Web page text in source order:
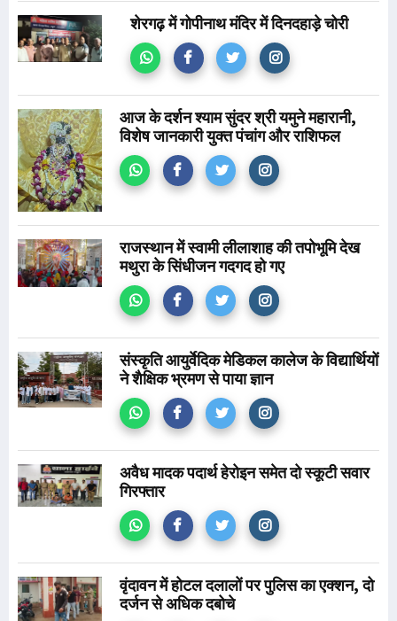
शेरगढ़ में गोपीनाथ मंदिर में दिनदहाड़े चोरी
आज के दर्शन श्याम सुंदर श्री यमुने महारानी,
विशेष जानकारी युक्त पंचांग और राशिफल
राजस्थान में स्वामी लीलाशाह की तपोभूमि देख
मथुरा के सिंधीजन गदगद हो गए
संस्कृति आयुर्वेदिक मेडिकल कालेज के विद्यार्थियों
ने शैक्षिक भ्रमण से पाया ज्ञान
अवैध मादक पदार्थ हेरोइन समेत दो स्कूटी सवार
गिरफ्तार
वृंदावन में होटल दलालों पर पुलिस का एक्शन, दो
दर्जन से अधिक दबोचे